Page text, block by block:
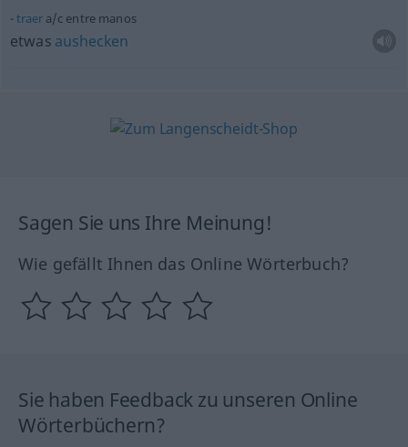
traera/c entre manos
etwas aushecken
Sagen Sie uns Ihre Meinung!
Wie gefällt Ihnen das Online Wörterbuch?
Sie haben Feedback zu unseren Online
Wörterbüchern?